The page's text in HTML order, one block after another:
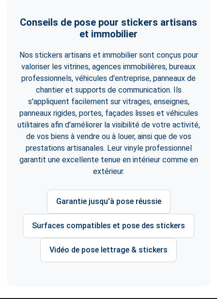
Conseils de pose pour stickers artisans
et immobilier
Nos stickers artisans et immobilier sont conçus pour
valoriser les vitrines, agences immobilières, bureaux
professionnels, véhicules d'entreprise, panneaux de
chantier et supports de communication. Ils
s'appliquent facilement sur vitrages, enseignes,
panneaux rigides, portes, façades lisses et véhicules
utilitaires afin d'améliorer la visibilité de votre activité,
de vos biens à vendre ou à louer, ainsi que de vos
prestations artisanales. Leur vinyle professionnel
garantit une excellente tenue en intérieur comme en
extérieur.
Garantie jusqu'à pose réussie
Surfaces compatibles et pose des stickers
Vidéo de pose lettrage & stickers